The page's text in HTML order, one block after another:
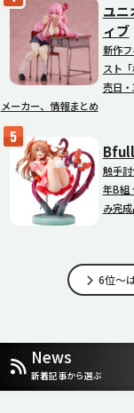
ユニ
ィブ
新作
スト
売日
メーカー、情報まとめ
Bfull
触手
年B組
み完
6位～
News
新着記事から選ぶ